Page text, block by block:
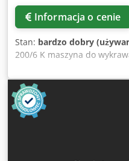
Informacja o cenie
Stan: bardzo dobry
200/6 K maszyna do
otworów Indumasch VA
narożników i wykrawania
Dtrfefijck Producent:
Rok produkcji: 1997 Napęd
skoku elektryczna, z